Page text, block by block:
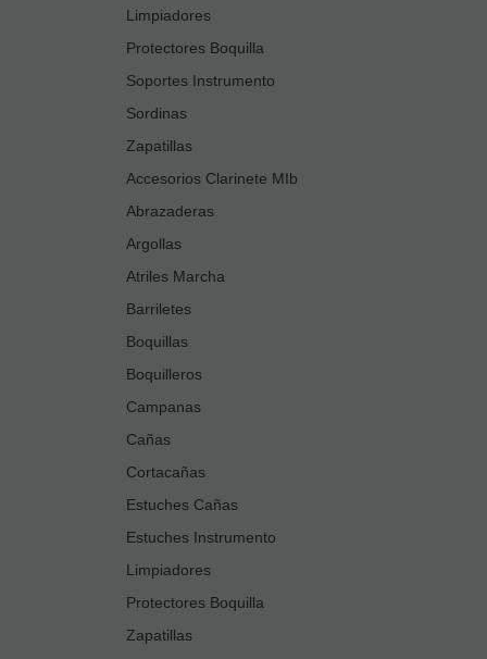
Limpiadores
Protectores Boquilla
Soportes Instrumento
Sordinas
Zapatillas
Accesorios Clarinete MIb
Abrazaderas
Argollas
Atriles Marcha
Barriletes
Boquillas
Boquilleros
Campanas
Cañas
Cortacañas
Estuches Cañas
Estuches Instrumento
Limpiadores
Protectores Boquilla
Zapatillas